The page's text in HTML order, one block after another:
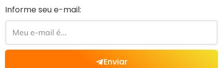
Informe seu e-mail:
Enviar